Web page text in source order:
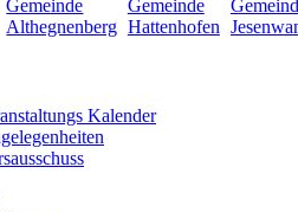
Kalender